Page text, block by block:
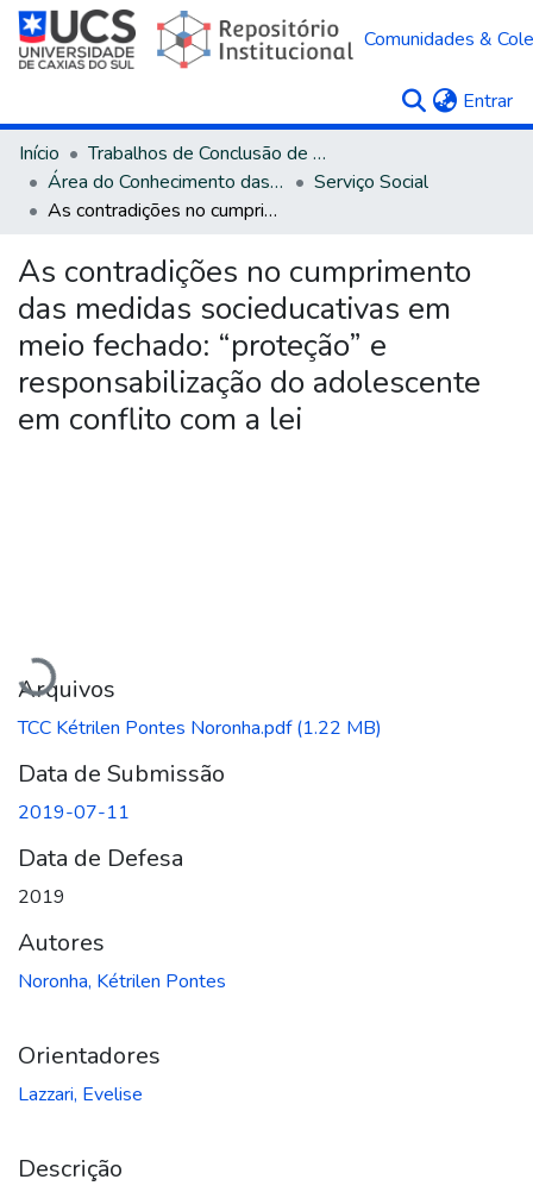
Comunidades &
Entrar
Início
Trabalhos de Conclusão de Curso
Área do Conhecimento das Ciências Sociais Aplicadas
Serviço Social
As contradições no cumprimento das medidas socieducativas em meio fechado: “proteção” e responsabilização do adolescente em conflito com a lei
As contradições no cumprimento
das medidas socieducativas em
meio fechado: “proteção” e
responsabilização do adolescente
em conflito com a lei
Carregando...
Arquivos
TCC Kétrilen Pontes Noronha.pdf(1.22 MB)
Data de Submissão
2019-07-11
Data de Defesa
2019
Autores
Noronha, Kétrilen Pontes
Orientadores
Lazzari, Evelise
Descrição